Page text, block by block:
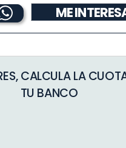
ME
CALCULA LA
TU BANCO